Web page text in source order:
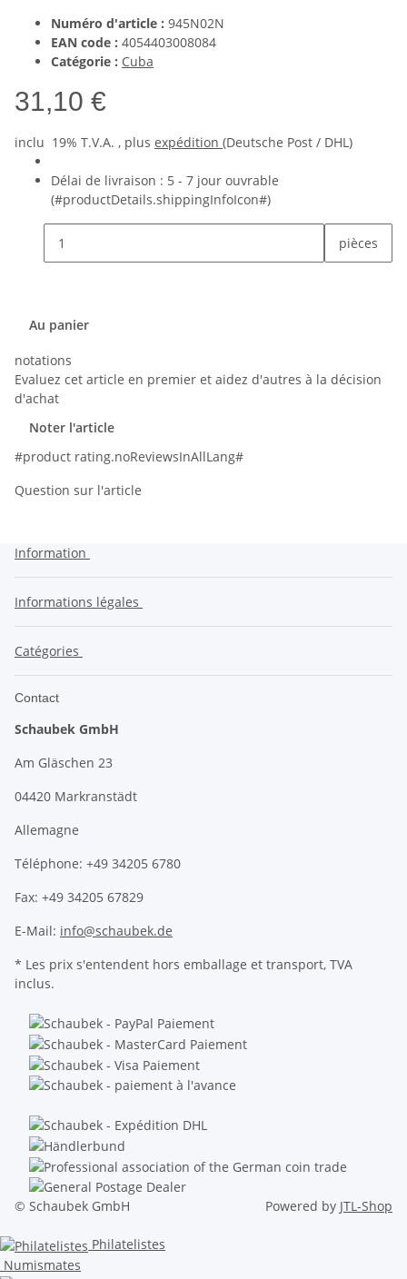
Numéro d'article : 945N02N
EAN code : 4054403008084
Catégorie : Cuba
31,10 €
inclu 19% T.V.A. , plus expédition (Deutsche Post / DHL)
Délai de livraison : 5 - 7 jour ouvrable
(#productDetails.shippingInfoIcon#)
pièces
Au panier
notations
Evaluez cet article en premier et aidez d'autres à la décision
d'achat
Noter l'article
#product rating.noReviewsInAllLang#
Question sur l'article
Information
Informations légales
Catégories
Contact
Schaubek GmbH
Am Gläschen 23
04420 Markranstädt
Allemagne
Téléphone: +49 34205 6780
Fax: +49 34205 67829
E-Mail: info@schaubek.de
* Les prix s'entendent hors emballage et transport, TVA
inclus.
© Schaubek GmbH Powered by JTL-Shop
Philatelistes
Numismates